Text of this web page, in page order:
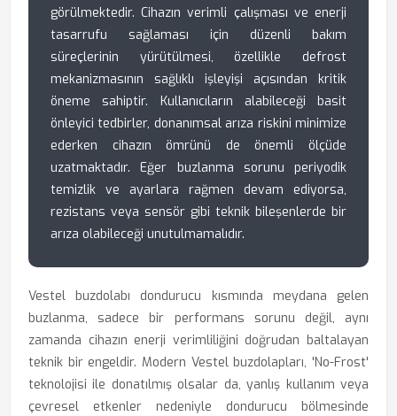
görülmektedir. Cihazın verimli çalışması ve enerji
tasarrufu sağlaması için düzenli bakım
süreçlerinin yürütülmesi, özellikle defrost
mekanizmasının sağlıklı işleyişi açısından kritik
öneme sahiptir. Kullanıcıların alabileceği basit
önleyici tedbirler, donanımsal arıza riskini minimize
ederken cihazın ömrünü de önemli ölçüde
uzatmaktadır. Eğer buzlanma sorunu periyodik
temizlik ve ayarlara rağmen devam ediyorsa,
rezistans veya sensör gibi teknik bileşenlerde bir
arıza olabileceği unutulmamalıdır.
Vestel buzdolabı dondurucu kısmında meydana gelen
buzlanma, sadece bir performans sorunu değil, aynı
zamanda cihazın enerji verimliliğini doğrudan baltalayan
teknik bir engeldir. Modern Vestel buzdolapları, 'No-Frost'
teknolojisi ile donatılmış olsalar da, yanlış kullanım veya
çevresel etkenler nedeniyle dondurucu bölmesinde